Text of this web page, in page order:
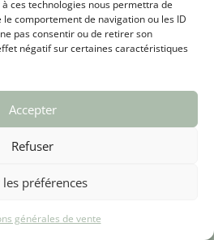
ces technologies nous permettra de
comportement de navigation ou les ID
pas consentir ou de retirer son
négatif sur certaines caractéristiques
Accepter
Refuser
préférences
générales de vente
– Photos par P. Mettens – Design par N. de Banterlé